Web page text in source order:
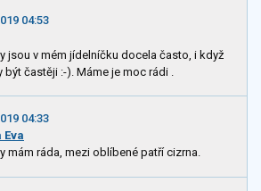
04:53
jsou v mém jídelníčku docela často, i když
být častěji :-). Máme je moc rádi .
04:33
Eva
mám ráda, mezi oblíbené patří cizrna.